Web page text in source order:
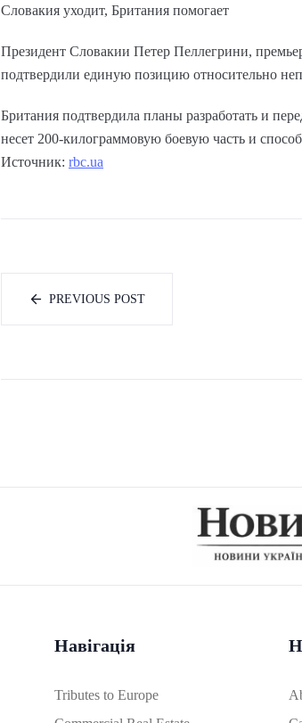
Словакия уходит, Британия помогает
Президент Словакии Петер Пеллегрини,
подтвердили единую позицию относительно
Британия подтвердила планы разработать и
несет 200-килограммовую боевую часть и
Источник: rbc.ua
PREVIOUS POST
Навігація
Tributes to Europe